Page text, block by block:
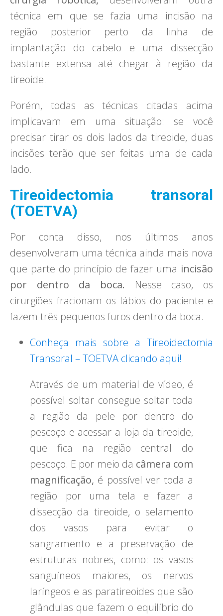
técnica em que se fazia uma incisão na
região posterior perto da linha de
implantação do cabelo e uma dissecção
bastante extensa até chegar à região da
tireoide.
Porém, todas as técnicas citadas acima
implicavam em uma situação: se você
precisar tirar os dois lados da tireoide, duas
incisões terão que ser feitas uma de cada
lado.
Tireoidectomia transoral
(TOETVA)
Por conta disso, nos últimos anos
desenvolveram uma técnica ainda mais nova
que parte do princípio de fazer uma incisão
por dentro da boca. Nesse caso, os
cirurgiões fracionam os lábios do paciente e
fazem três pequenos furos dentro da boca.
Conheça mais sobre a Tireoidectomia
Transoral – TOETVA clicando aqui!
Através de um material de vídeo, é
possível soltar consegue soltar toda
a região da pele por dentro do
pescoço e acessar a loja da tireoide,
que fica na região central do
pescoço. E por meio da câmera com
magnificação, é possível ver toda a
região por uma tela e fazer a
dissecção da tireoide, o selamento
dos vasos para evitar o
sangramento e a preservação de
estruturas nobres, como: os vasos
sanguíneos maiores, os nervos
laríngeos e as paratireoides que são
glândulas que fazem o equilíbrio do